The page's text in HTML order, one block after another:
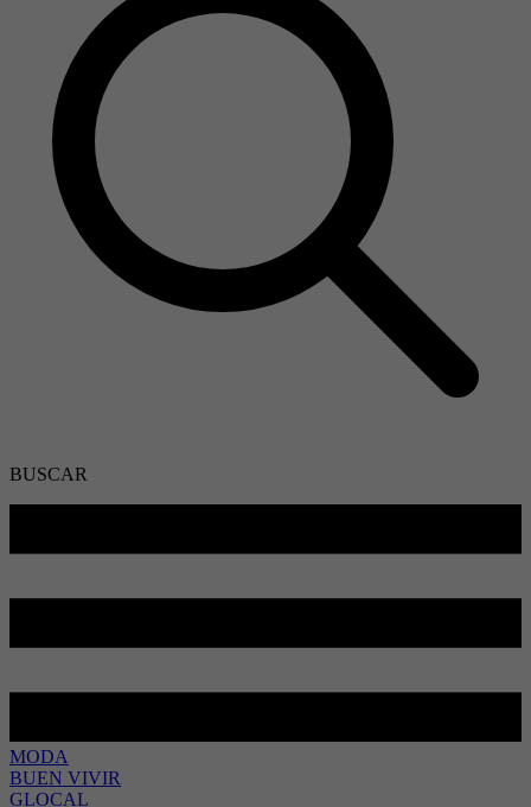
BUSCAR
MODA
BUEN VIVIR
GLOCAL